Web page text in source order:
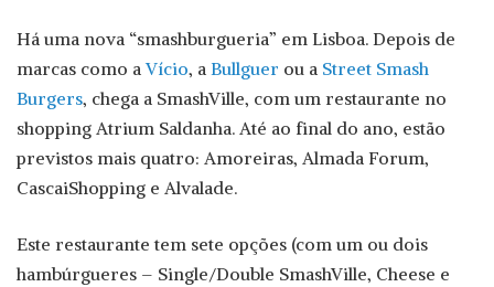
Há uma nova “smashburgueria” em Lisboa. Depois de
marcas como aVício, a Bullguer ou a Street Smash
Burgers, chega a SmashVille, com um restaurante no
shopping Atrium Saldanha. Até ao final do ano, estão
previstos mais quatro: Amoreiras, Almada Forum,
CascaiShopping e Alvalade.
Este restaurante tem sete opções (com um ou dois
hambúrgueres – Single/Double SmashVille, Cheese e